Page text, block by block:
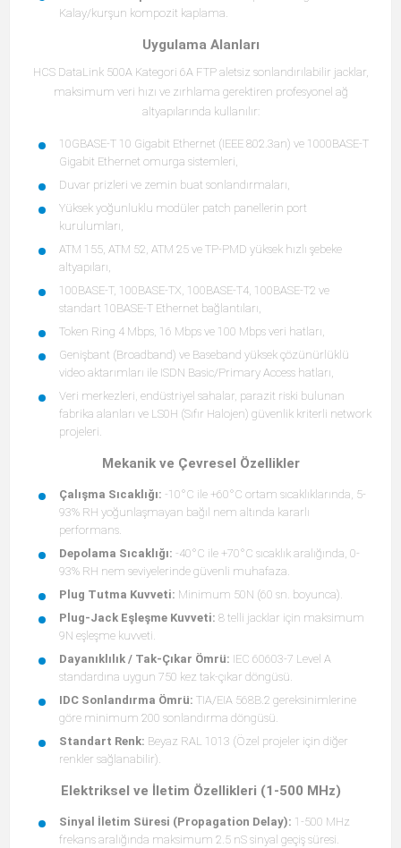
Kalay/kurşun kompozit kaplama.
Uygulama Alanları
HCS DataLink 500A Kategori 6A FTP aletsiz sonlandırılabilir jacklar,
maksimum veri hızı ve zırhlama gerektiren profesyonel ağ
altyapılarında kullanılır:
10GBASE-T 10 Gigabit Ethernet (IEEE 802.3an) ve 1000BASE-T
Gigabit Ethernet omurga sistemleri,
Duvar prizleri ve zemin buat sonlandırmaları,
Yüksek yoğunluklu modüler patch panellerin port
kurulumları,
ATM 155, ATM 52, ATM 25 ve TP-PMD yüksek hızlı şebeke
altyapıları,
100BASE-T, 100BASE-TX, 100BASE-T4, 100BASE-T2 ve
standart 10BASE-T Ethernet bağlantıları,
Token Ring 4 Mbps, 16 Mbps ve 100 Mbps veri hatları,
Genişbant (Broadband) ve Baseband yüksek çözünürlüklü
video aktarımları ile ISDN Basic/Primary Access hatları,
Veri merkezleri, endüstriyel sahalar, parazit riski bulunan
fabrika alanları ve LS0H (Sıfır Halojen) güvenlik kriterli network
projeleri.
Mekanik ve Çevresel Özellikler
Çalışma Sıcaklığı: -10°C ile +60°C ortam sıcaklıklarında, 5-
93% RH yoğunlaşmayan bağıl nem altında kararlı
performans.
Depolama Sıcaklığı: -40°C ile +70°C sıcaklık aralığında, 0-
93% RH nem seviyelerinde güvenli muhafaza.
Plug Tutma Kuvveti: Minimum 50N (60 sn. boyunca).
Plug-Jack Eşleşme Kuvveti: 8 telli jacklar için maksimum
9N eşleşme kuvveti.
Dayanıklılık / Tak-Çıkar Ömrü: IEC 60603-7 Level A
standardına uygun 750 kez tak-çıkar döngüsü.
IDC Sonlandırma Ömrü: TIA/EIA 568B.2 gereksinimlerine
göre minimum 200 sonlandırma döngüsü.
Standart Renk: Beyaz RAL 1013 (Özel projeler için diğer
renkler sağlanabilir).
Elektriksel ve İletim Özellikleri (1-500 MHz)
Sinyal İletim Süresi (Propagation Delay): 1-500 MHz
frekans aralığında maksimum 2.5 nS sinyal geçiş süresi.